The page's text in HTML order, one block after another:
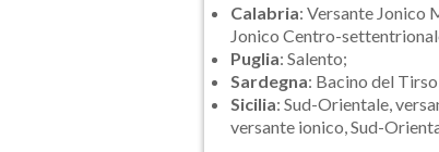
Calabria: Versante Jonico
Jonico Centro-
Puglia: Salento;
Sardegna: Bacino del
Sicilia: Sud-Orientale,
versante ionico, Sud-